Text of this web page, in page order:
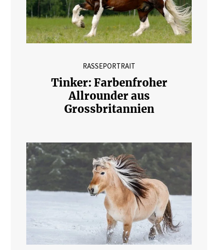
RASSEPORTRAIT
Tinker: Farbenfroher
Allrounder aus
Grossbritannien